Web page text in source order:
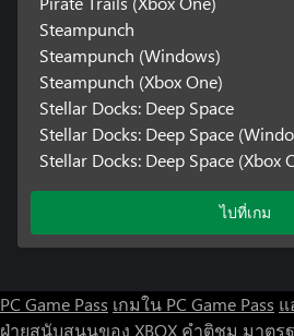
Steampunch
Steampunch (Windows)
Steampunch (Xbox One)
Stellar Docks: Deep Space
Stellar Docks: Deep Space
Stellar Docks: Deep Space (Xbox
ไปที่เกม
PC Game Pass เกมใน PC Game Pass แ
ฝ่ายสนับสนุนของ XBOX คำติชม มาตร